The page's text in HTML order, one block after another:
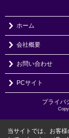
ホーム
会社概要
お問い合わせ
PCサイト
プライバ
当サイトでは、お客